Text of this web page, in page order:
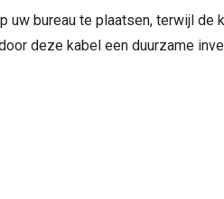
bureau te plaatsen, terwijl de
deze kabel een duurzame